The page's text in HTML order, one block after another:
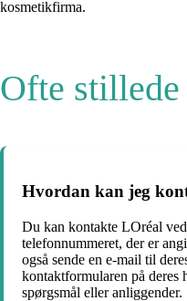
kosmetikfirma.
Ofte
Hvordan kan jeg
Du kan kontakte LOréal
telefonnummeret, der er
også sende en e-mail til
kontaktformularen på deres
spørgsmål eller anliggender.